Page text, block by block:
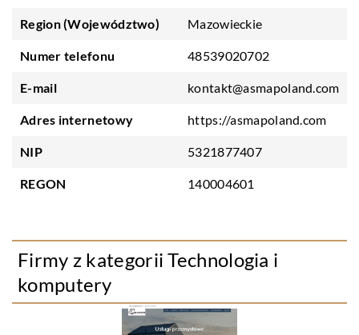
Region (Województwo) Mazowieckie
Numer telefonu 48539020702
E-mail kontakt@asmapoland.com
Adres internetowy https://asmapoland.com
NIP 5321877407
REGON 140004601
Firmy z kategorii Technologia i
komputery